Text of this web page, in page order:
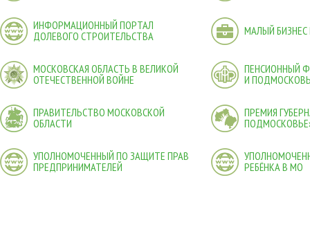
ИНФОРМАЦИОННЫЙ ПОРТАЛ
ДОЛЕВОГО СТРОИТЕЛЬСТВА
МАЛЫЙ
МОСКОВСКАЯ ОБЛАСТЬ В ВЕЛИКОЙ
ОТЕЧЕСТВЕННОЙ ВОЙНЕ
ПЕНСИОННЫЙ
И
ПРАВИТЕЛЬСТВО МОСКОВСКОЙ
ОБЛАСТИ
ПРЕМИЯ
УПОЛНОМОЧЕННЫЙ ПО ЗАЩИТЕ ПРАВ
ПРЕДПРИНИМАТЕЛЕЙ
РЕБЁНКА В МО